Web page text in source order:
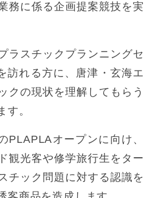
務に係る企画提案競技を実
ラスチックプランニングセ
訪れる方に、唐津・玄海エ
クの現状を理解してもらう
す。
PLAPLAオープンに向け、
観光客や修学旅行生をター
チック問題に対する認識を